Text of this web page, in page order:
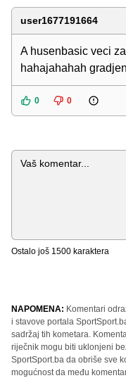
user1677191664
A husenbasic veci
hahajahahah
0 0
Komentar
Ostalo još 1500 karaktera
NAPOMENA: Komentari
i stavove portala
sadržaj tih kometara.
riječnik mogu biti uklonjeni
SportSport.ba da obriše sve
mogućnost da među